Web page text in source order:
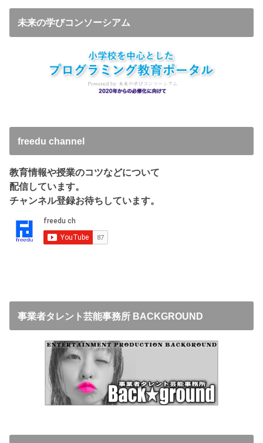
未来の学びコンソーシアム
freedu channel
教育情報や授業のコツなどについて
配信しています。
チャンネル登録お待ちしています。
事業者タレント芸能事務所 BACKGROUND